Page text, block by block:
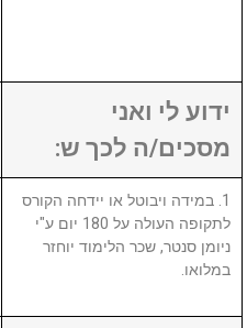
ידוע לי ואני
מסכים/ה לכך ש:
1. במידה ויבוטל או יידחה הקורס
לתקופה העולה על 180 יום ע"י
ניומן סנטר, שכר הלימוד יוחזר
במלואו.